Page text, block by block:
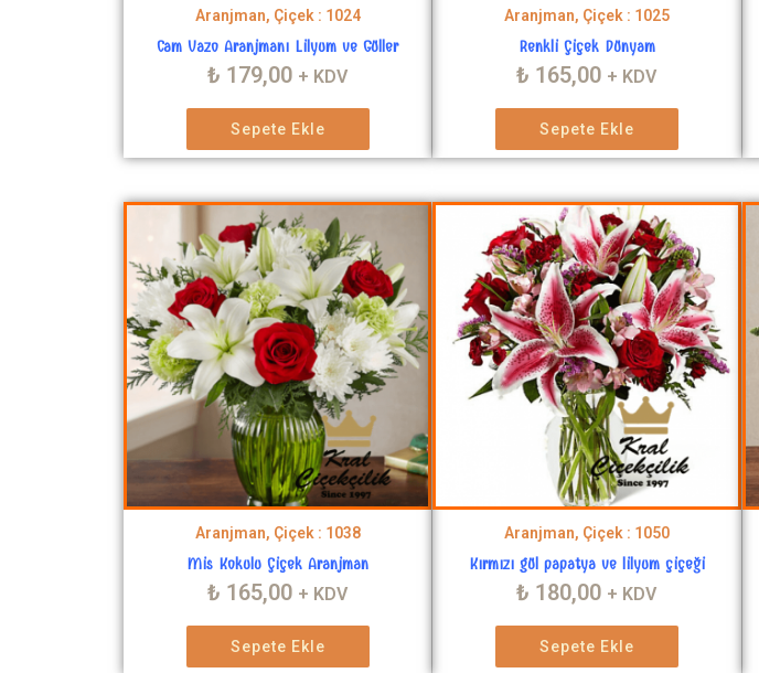
Aranjman, Çiçek : 1024
Cam Vazo Aranjmanı Lilyum ve Güller
₺ 179,00 + KDV
Sepete Ekle
Aranjman, Çiçek : 1025
Renkli Çiçek Dünyam
₺ 165,00 + KDV
Sepete Ekle
Aranjman, Çiçek : 1038
Mis Kokulu Çiçek Aranjman
₺ 165,00 + KDV
Sepete Ekle
Aranjman, Çiçek : 1050
Kırmızı gül papatya ve lilyum çiçeği
₺ 180,00 + KDV
Sepete Ekle